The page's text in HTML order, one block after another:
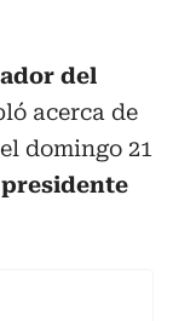
del
acerca de
domingo 21